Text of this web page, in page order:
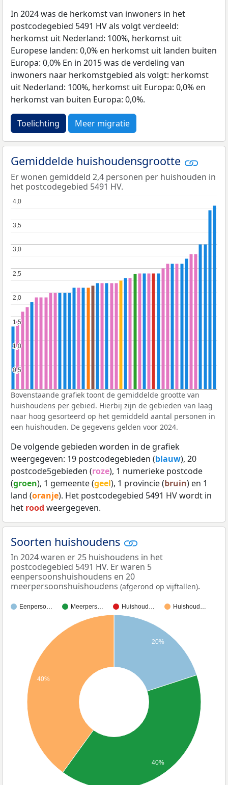
In 2024 was de herkomst van inwoners in het
postcodegebied 5491 HV als volgt verdeeld:
herkomst uit Nederland: 100%, herkomst uit
Europese landen: 0,0% en herkomst uit landen buiten
Europa: 0,0% En in 2015 was de verdeling van
inwoners naar herkomstgebied als volgt: herkomst
uit Nederland: 100%, herkomst uit Europa: 0,0% en
herkomst van buiten Europa: 0,0%.
Toelichting Meer migratie
Gemiddelde huishoudensgrootte
Er wonen gemiddeld 2,4 personen per huishouden in
het postcodegebied 5491 HV.
0,5
0,5
1,0
1,0
1,5
1,5
2,0
2,0
2,5
2,5
3,0
3,0
3,5
3,5
4,0
4,0
Bovenstaande grafiek toont de gemiddelde grootte van
huishoudens per gebied. Hierbij zijn de gebieden van laag
naar hoog gesorteerd op het gemiddeld aantal personen in
een huishouden. De gegevens gelden voor 2024.
De volgende gebieden worden in de grafiek
weergegeven: 19 postcodegebieden (blauw), 20
postcode5gebieden (roze), 1 numerieke postcode
(groen), 1 gemeente (geel), 1 provincie (bruin) en 1
land (oranje). Het postcodegebied 5491 HV wordt in
het rood weergegeven.
Soorten huishoudens
In 2024 waren er 25 huishoudens in het
postcodegebied 5491 HV. Er waren 5
eenpersoonshuishoudens en 20
meerpersoonshuishoudens (afgerond op vijftallen).
Eenperso… Meerpers… Huishoud… Huishoud…
20%
40%
40%